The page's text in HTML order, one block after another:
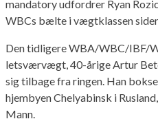
mandatory udfordrer Ryan
WBCs bælte i vægtklassen
Den tidligere WBA/WBC/IBF/
letsværvægt, 40-årige Artur
sig tilbage fra ringen. Han
hjembyen Chelyabinsk i
Mann.